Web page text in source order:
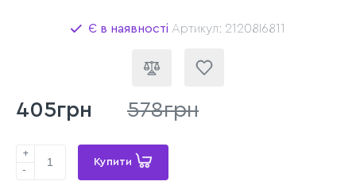
Є в наявності Артикул: 21208I6811
405грн 578грн
+
-
Купити